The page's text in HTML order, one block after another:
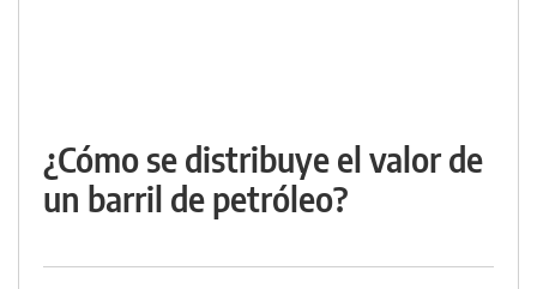
¿Cómo se distribuye el valor de
un barril de petróleo?